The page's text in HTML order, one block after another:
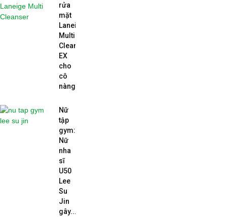
rửa
mặt
Laneige
Multi
Cleanser
EX
cho
cô
nàng...
Nữ
tập
gym:
Nữ
nha
sĩ
U50
Lee
Su
Jin
gây...